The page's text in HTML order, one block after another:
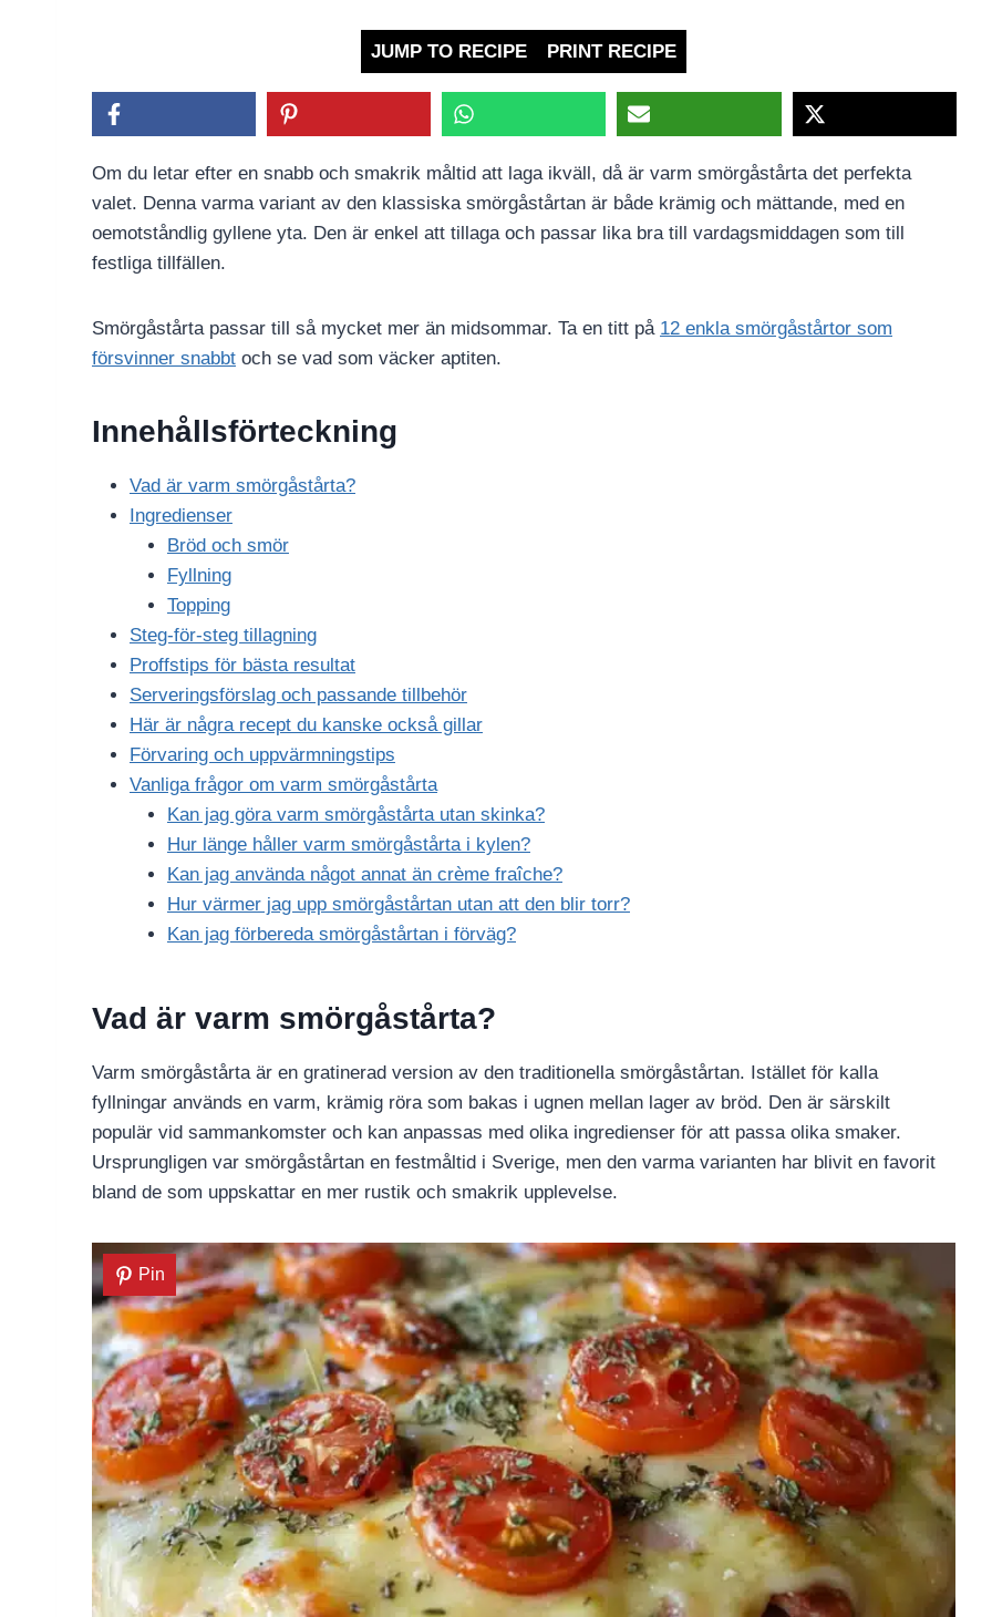
JUMP TO RECIPE PRINT RECIPE
Om du letar efter en snabb och smakrik måltid att laga ikväll, då är varm smörgåstårta det perfekta
valet. Denna varma variant av den klassiska smörgåstårtan är både krämig och mättande, med en
oemotståndlig gyllene yta. Den är enkel att tillaga och passar lika bra till vardagsmiddagen som till
festliga tillfällen.
Smörgåstårta passar till så mycket mer än midsommar. Ta en titt på 12 enkla smörgåstårtor som
försvinner snabbt och se vad som väcker aptiten.
Innehållsförteckning
Vad är varm smörgåstårta?
Ingredienser
Bröd och smör
Fyllning
Topping
Steg-för-steg tillagning
Proffstips för bästa resultat
Serveringsförslag och passande tillbehör
Här är några recept du kanske också gillar
Förvaring och uppvärmningstips
Vanliga frågor om varm smörgåstårta
Kan jag göra varm smörgåstårta utan skinka?
Hur länge håller varm smörgåstårta i kylen?
Kan jag använda något annat än crème fraîche?
Hur värmer jag upp smörgåstårtan utan att den blir torr?
Kan jag förbereda smörgåstårtan i förväg?
Vad är varm smörgåstårta?
Varm smörgåstårta är en gratinerad version av den traditionella smörgåstårtan. Istället för kalla
fyllningar används en varm, krämig röra som bakas i ugnen mellan lager av bröd. Den är särskilt
populär vid sammankomster och kan anpassas med olika ingredienser för att passa olika smaker.
Ursprungligen var smörgåstårtan en festmåltid i Sverige, men den varma varianten har blivit en favorit
bland de som uppskattar en mer rustik och smakrik upplevelse.
Pin